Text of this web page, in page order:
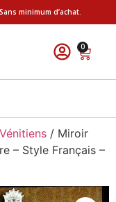
minimum d’achat.
0
/ Miroir
– Style Français –